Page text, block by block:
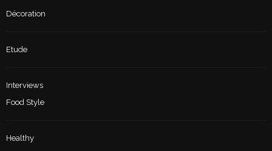
Décoration
Etude
Interviews
Food Style
Healthy